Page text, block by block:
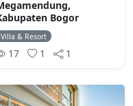
Bogor
Villa & Resort
17 1 1